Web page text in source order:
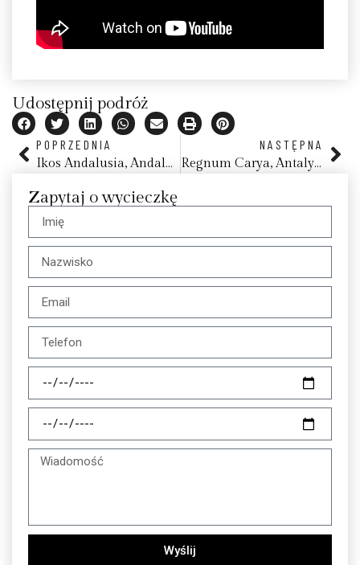
Udostępnij podróż
POPRZEDNIA
Ikos Andalusia, Andaluzja
NASTĘPNA
Regnum Carya, Antalya, Turcja
Zapytaj o wycieczkę
Wyślij